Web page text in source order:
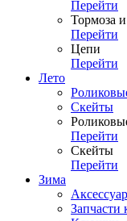
Перейти
Тормоза
Перейти
Цепи
Перейти
Лето
Скейты
Перейти
Скейты
Перейти
Зима
Запчасти